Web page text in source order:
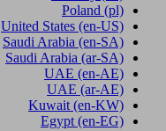
Poland (pl)
United States (en-US)
Saudi Arabia (en-SA)
Saudi Arabia (ar-SA)
UAE (en-AE)
UAE (ar-AE)
Kuwait (en-KW)
Egypt (en-EG)